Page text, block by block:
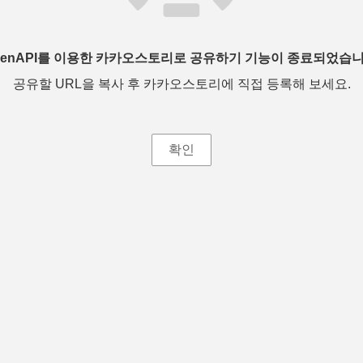
를 이용한 카카오스토리로 공유하기 기능이 종료되었습
공유할 URL을 복사 후 카카오스토리에 직접 등록해 보세요.
확인